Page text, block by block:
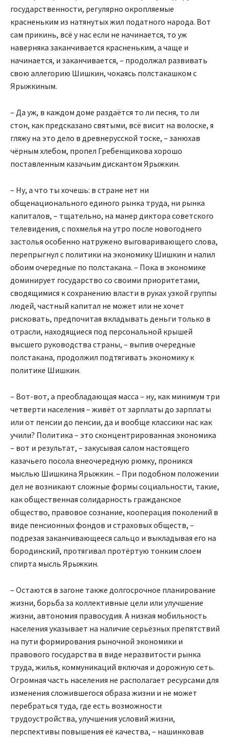
государственности, регулярно окропляемые
красненьким из натянутых жил податного народа. Вот
сам прикинь, всё у нас если не начинается, то уж
наверняка заканчивается красненьким, а чаще и
начинается, и заканчивается, – продолжал развивать
свою аллегорию Шишкин, чокаясь полстакашком с
Ярыжкиным.
– Да уж, в каждом доме раздаётся то ли песня, то ли
стон, как предсказано святыми, всё висит на волоске, я
гляжу на это дело в древнерусской тоске, – занюхав
чёрным хлебом, пропел Гребенщикова хорошо
поставленным казачьим дискантом Ярыжкин.
– Ну, а что ты хочешь: в стране нет ни
общенационального единого рынка труда, ни рынка
капиталов, – тщательно, на манер диктора советского
телевидения, с похмелья на утро после новогоднего
застолья особенно натружено выговаривающего слова,
перепрыгнул с политики на экономику Шишкин и налил
обоим очередные по полстакана. – Пока в экономике
доминирует государство со своими приоритетами,
сводящимися к сохранению власти в руках узкой группы
людей, частный капитал не может или не хочет
рисковать, предпочитая вкладывать деньги только в
отрасли, находящиеся под персональной крышей
высшего руководства страны, – выпив очередные
полстакана, продолжил подтягивать экономику к
политике Шишкин.
– Вот-вот, а преобладающая масса – ну, как минимум три
четверти населения – живёт от зарплаты до зарплаты
или от пенсии до пенсии, да и вообще классики нас как
учили? Политика – это сконцентрированная экономика
– вот и результат, – закусывая салом настоящего
казачьего посола внеочередную рюмку, проникся
мыслью Шишкина Ярыжкин. – При подобном положении
дел не возникают сложные формы социальности, такие,
как общественная солидарность гражданское
общество, правовое сознание, кооперация поколений в
виде пенсионных фондов и страховых обществ, –
подрезая заканчивающееся сальцо и выкладывая его на
бородинский, протягивал протёртую тонким слоем
спирта мысль Ярыжкин.
– Остаются в загоне также долгосрочное планирование
жизни, борьба за коллективные цели или улучшение
жизни, автономия правосудия. А низкая мобильность
населения указывает на наличие серьёзных препятствий
на пути формирования рыночной экономики и
правового государства в виде неразвитости рынка
труда, жилья, коммуникаций включая и дорожную сеть.
Огромная часть населения не располагает ресурсами для
изменения сложившегося образа жизни и не может
перебраться туда, где есть возможности
трудоустройства, улучшения условий жизни,
перспективы повышения её качества, – нашинковав